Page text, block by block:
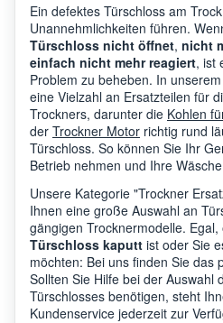
Ein defektes Türschloss am
Unannehmlichkeiten führen.
Türschloss nicht öffnet, nicht
einfach nicht mehr reagiert, ist
Problem zu beheben. In
eine Vielzahl an Ersatzteilen für
Trockners, darunter die Kohlen
der Trockner Motor richtig rund
Türschloss. So können Sie Ihr
Betrieb nehmen und Ihre
Unsere Kategorie "Trockner
Ihnen eine große Auswahl an
gängigen Trocknermodelle. Egal,
Türschloss kaputt ist oder Sie
möchten: Bei uns finden Sie das
Sollten Sie Hilfe bei der Auswahl
Türschlosses benötigen, steht
Kundenservice jederzeit zur